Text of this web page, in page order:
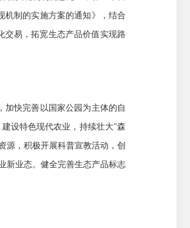
机制的实施方案的通知》，结合
交易，拓宽生态产品价值实现路
加快完善以国家公园为主体的自
设特色现代农业，持续壮大"森
，积极开展科普宣教活动，创
新业态。健全完善生态产品标志